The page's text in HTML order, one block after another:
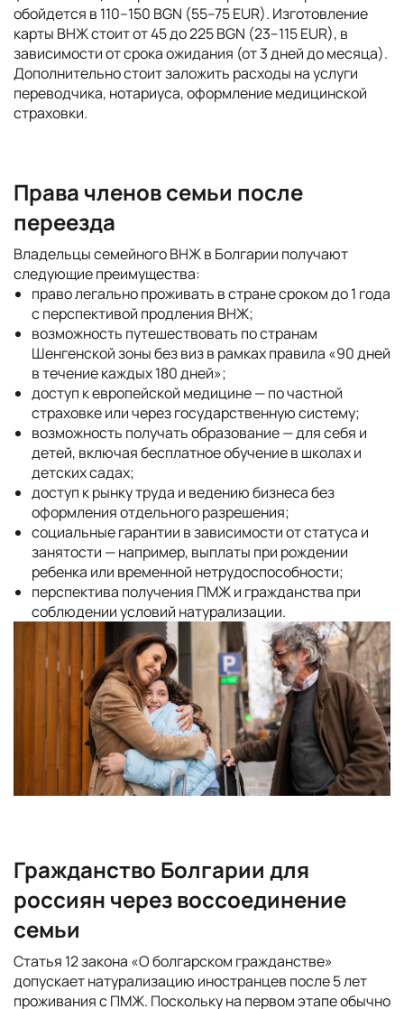
обойдется в 110–150 BGN (55–75 EUR). Изготовление
карты ВНЖ стоит от 45 до 225 BGN (23–115 EUR), в
зависимости от срока ожидания (от 3 дней до месяца).
Дополнительно стоит заложить расходы на услуги
переводчика, нотариуса, оформление медицинской
страховки.
Права членов семьи после
переезда
Владельцы семейного ВНЖ в Болгарии получают
следующие преимущества:
право легально проживать в стране сроком до 1 года
с перспективой продления ВНЖ;
возможность путешествовать по странам
Шенгенской зоны без виз в рамках правила «90 дней
в течение каждых 180 дней»;
доступ к европейской медицине — по частной
страховке или через государственную систему;
возможность получать образование — для себя и
детей, включая бесплатное обучение в школах и
детских садах;
доступ к рынку труда и ведению бизнеса без
оформления отдельного разрешения;
социальные гарантии в зависимости от статуса и
занятости — например, выплаты при рождении
ребенка или временной нетрудоспособности;
перспектива получения ПМЖ и гражданства при
соблюдении условий натурализации.
Гражданство Болгарии для
россиян через воссоединение
семьи
Статья 12 закона «О болгарском гражданстве»
допускает натурализацию иностранцев после 5 лет
проживания с ПМЖ. Поскольку на первом этапе обычно